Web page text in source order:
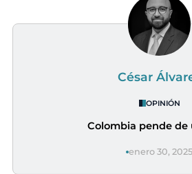
César
OPINIÓN
Colombia pende de
enero 30, 2025